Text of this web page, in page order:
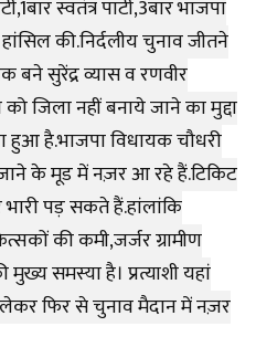
स्वतंत्र पार्टी,3बार भाजपा
की.निर्दलीय चुनाव जीतने
बने सुरेंद्र व्यास व रणवीर
जिला नहीं बनाये जाने का मुद्दा
है.भाजपा विधायक चौधरी
के मूड में नज़र आ रहे हैं.टिकिट
भारी पड़ सकते हैं.हांलांकि
की कमी,जर्जर ग्रामीण
समस्या है। प्रत्याशी यहां
फिर से चुनाव मैदान में नज़र